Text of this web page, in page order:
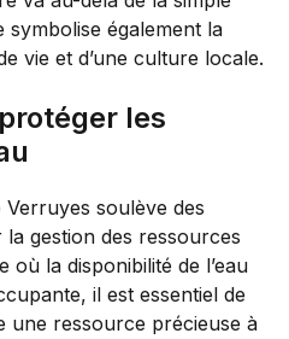
symbolise également la
vie et d’une culture locale.
les
Verruyes soulève des
gestion des ressources
où la disponibilité de l’eau
il est essentiel de
une ressource précieuse à